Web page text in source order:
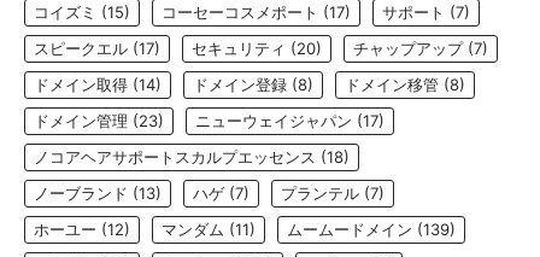
コイズミ (15) コーセーコスメポート (17) サポート (7)
スピークエル (17) セキュリティ (20) チャップアップ(7)
ドメイン取得 (14) ドメイン登録 (8) ドメイン移管 (8)
ドメイン管理 (23) ニューウェイジャパン (17)
ノコアヘアサポートスカルプエッセンス (18)
ノーブランド (13) ハゲ (7) プランテル (7)
ホーユー (12) マンダム (11) ムームードメイン (139)